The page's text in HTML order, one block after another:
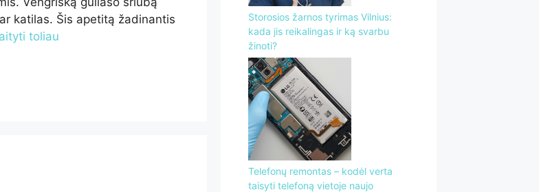
katilas. Šis apetitą žadinantis
toliau
Storosios žarnos tyrimas Vilnius:
kada jis reikalingas ir ką svarbu
žinoti?
Telefonų remontas – kodėl verta
taisyti telefoną vietoje naujo